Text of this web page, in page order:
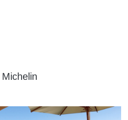
Michelin